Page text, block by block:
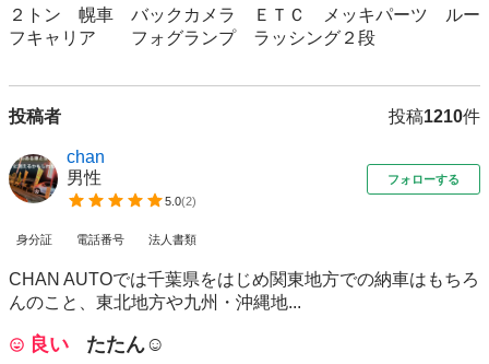
２トン　幌車　バックカメラ　ＥＴＣ　メッキパーツ　ルー
フキャリア　　フォグランプ　ラッシング２段
投稿者 投稿1210件
chan
男性
5.0(2)
フォローする
身分証 電話番号 法人書類
CHAN AUTOでは千葉県をはじめ関東地方での納車はもちろ
んのこと、東北地方や九州・沖縄地...
良い たたん☺︎